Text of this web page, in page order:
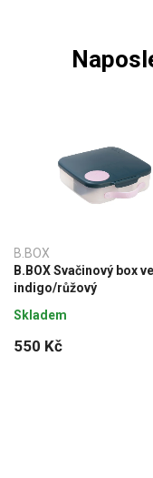
B.BOX
B.BOX Svačinový box
indigo/růžový
550 Kč
Skladem